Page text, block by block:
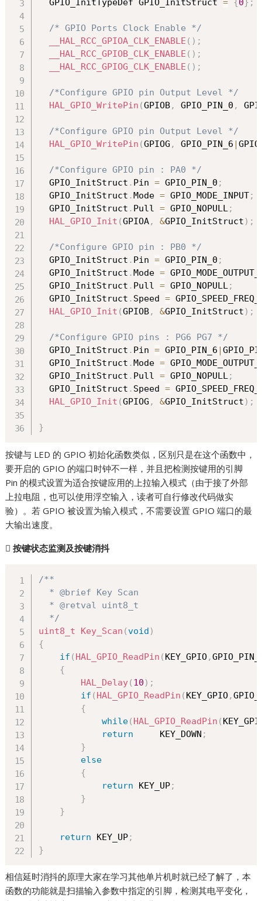
  GPIO_InitTypeDef GPIO_InitStruct
= {0} ;
/* GPIO Ports Clock Enable */
__HAL_RCC_GPIOA_CLK_ENABLE ( ) ;
__HAL_RCC_GPIOB_CLK_ENABLE ( ) ;
__HAL_RCC_GPIOG_CLK_ENABLE ( ) ;
/*Configure GPIO pin Output Level */
HAL_GPIO_WritePin (GPIOB, GPIO_PIN_0 ,
/*Configure GPIO pin Output Level */
HAL_GPIO_WritePin (GPIOG , GPIO_PIN_6 |
/*Configure GPIO pin : PA0 */
  GPIO_InitStruct
. Pin = GPIO_PIN_0 ;
  GPIO_InitStruct
.Mode = GPIO_MODE_INPUT;
  GPIO_InitStruct
. Pull = GPIO_NOPULL;
HAL_GPIO_Init (GPIOA, &GPIO_InitStruct ) ;
/*Configure GPIO pin : PB0 */
  GPIO_InitStruct
. Pin = GPIO_PIN_0 ;
  GPIO_InitStruct
.Mode =
  GPIO_InitStruct
. Pull = GPIO_NOPULL;
  GPIO_InitStruct
. Speed =
HAL_GPIO_Init (GPIOB, &GPIO_InitStruct ) ;
/*Configure GPIO pins : PG6 PG7 */
  GPIO_InitStruct
. Pin = GPIO_PIN_6 |
  GPIO_InitStruct
.Mode =
  GPIO_InitStruct
. Pull = GPIO_NOPULL;
  GPIO_InitStruct
. Speed =
HAL_GPIO_Init (GPIOG , &GPIO_InitStruct ) ;
}
按键与 LED 的 GPIO 初始化函数类似，区别只是在这个函数中，
要开启的 GPIO 的端口时钟不一样，并且把检测按键用的引脚
Pin 的模式设置为适合按键应用的上拉输入模式（由于接了外部
上拉电阻，也可以使用浮空输入，读者可自行修改代码做实
验）。若 GPIO 被设置为输入模式，不需要设置 GPIO 端口的最
大输出速度。
按键状态监测及按键消抖
/**
  * @brief Key Scan
  * @retval uint8_t
  */
uint8_t
Key_Scan (void )
{
if ( HAL_GPIO_ReadPin ( KEY_GPIO,
{
HAL_Delay( 10 ) ;
if ( HAL_GPIO_ReadPin ( KEY_GPIO,
{
while( HAL_GPIO_ReadPin (
return
     KEY_DOWN
;
}
else
{
return KEY_UP;
}
}
return KEY_UP;
}
相信延时消抖的原理大家在学习其他单片机时就已经了解了，本
函数的功能就是扫描输入参数中指定的引脚，检测其电平变化，